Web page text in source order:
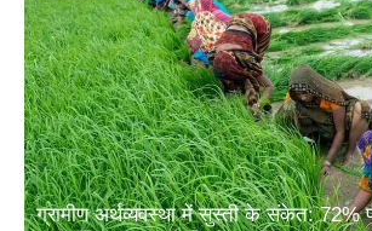
ग्रामीण अर्थव्यवस्था में सुस्ती के संकेत: 72%
नहीं बढ़ी, बचत घटी और साहूकारों पर बढ़ी